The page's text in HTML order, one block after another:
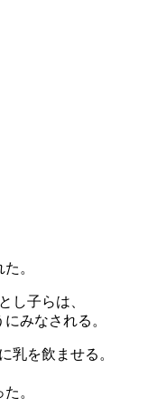
。
し子らは、
みなされる。
乳を飲ませる。
。